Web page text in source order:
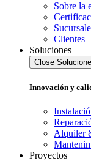
Sobre la
Clientes
Soluciones
Close
Innovación y
Alquiler
Proyectos